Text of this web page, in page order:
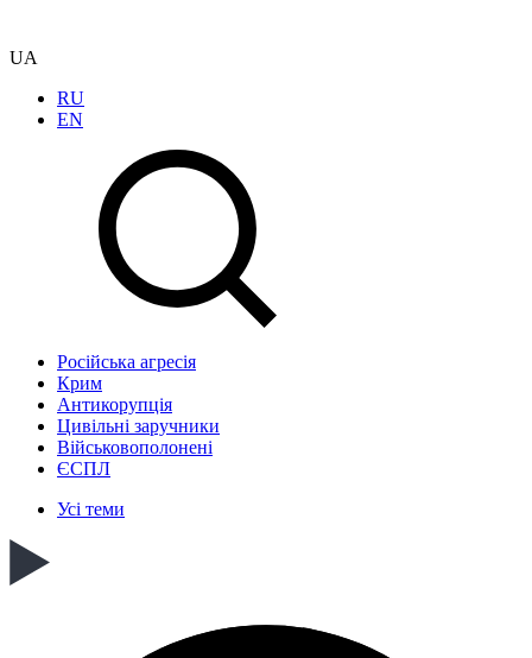
UA
RU
EN
Російська агресія
Крим
Антикорупція
Цивільні заручники
Військовополонені
ЄСПЛ
Усі теми